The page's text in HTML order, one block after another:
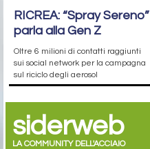
RICREA: “Spray Sereno”
parla alla Gen Z
Oltre 6 milioni di contatti raggiunti
sui social network per la campagna
sul riciclo degli aerosol
siderweb
LA COMMUNITY DELL'ACCIAIO